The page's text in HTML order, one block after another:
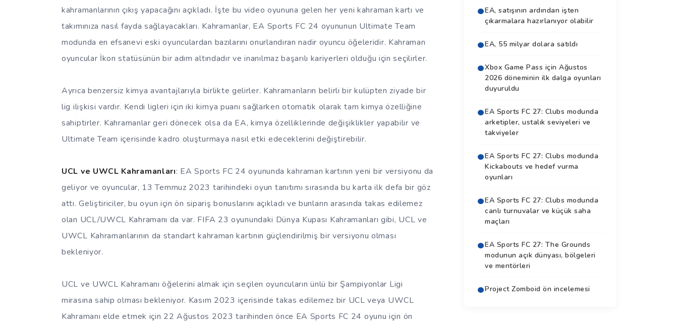
kahramanlarının çıkış yapacağını açıkladı. İşte bu video oyununa gelen her yeni kahraman kartı ve
takımınıza nasıl fayda sağlayacakları. Kahramanlar, EA Sports FC 24 oyununun Ultimate Team
modunda en efsanevi eski oyunculardan bazılarını onurlandıran nadir oyuncu öğeleridir. Kahraman
oyuncular İkon statüsünün bir adım altındadır ve inanılmaz başarılı kariyerleri olduğu için seçilirler.
Ayrıca benzersiz kimya avantajlarıyla birlikte gelirler. Kahramanların belirli bir kulüpten ziyade bir
lig ilişkisi vardır. Kendi ligleri için iki kimya puanı sağlarken otomatik olarak tam kimya özelliğine
sahiptirler. Kahramanlar geri dönecek olsa da EA, kimya özelliklerinde değişiklikler yapabilir ve
Ultimate Team içerisinde kadro oluşturmaya nasıl etki edeceklerini değiştirebilir.
UCL ve UWCL Kahramanları: EA Sports FC 24 oyununda kahraman kartının yeni bir versiyonu da
geliyor ve oyuncular, 13 Temmuz 2023 tarihindeki oyun tanıtımı sırasında bu karta ilk defa bir göz
attı. Geliştiriciler, bu oyun için ön sipariş bonuslarını açıkladı ve bunların arasında takas edilemez
olan UCL/UWCL Kahramanı da var. FIFA 23 oyunundaki Dünya Kupası Kahramanları gibi, UCL ve
UWCL Kahramanlarının da standart kahraman kartının güçlendirilmiş bir versiyonu olması
bekleniyor.
UCL ve UWCL Kahramanı öğelerini almak için seçilen oyuncuların ünlü bir Şampiyonlar Ligi
mirasına sahip olması bekleniyor. Kasım 2023 içerisinde takas edilemez bir UCL veya UWCL
Kahramanı elde etmek için 22 Ağustos 2023 tarihinden önce EA Sports FC 24 oyunu için ön
EA, satışının ardından işten
çıkarmalara hazırlanıyor olabilir
EA, 55 milyar dolara satıldı
Xbox Game Pass için Ağustos
2026 döneminin ilk dalga oyunları
duyuruldu
EA Sports FC 27: Clubs modunda
arketipler, ustalık seviyeleri ve
takviyeler
EA Sports FC 27: Clubs modunda
Kickabouts ve hedef vurma
oyunları
EA Sports FC 27: Clubs modunda
canlı turnuvalar ve küçük saha
maçları
EA Sports FC 27: The Grounds
modunun açık dünyası, bölgeleri
ve mentörleri
Project Zomboid ön incelemesi